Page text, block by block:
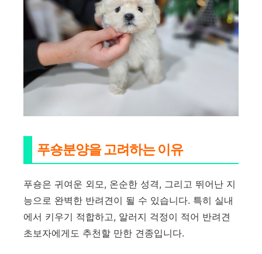
푸숑분양을 고려하는 이유
푸숑은 귀여운 외모, 온순한 성격, 그리고 뛰어난 지
능으로 완벽한 반려견이 될 수 있습니다. 특히 실내
에서 키우기 적합하고, 알러지 걱정이 적어 반려견
초보자에게도 추천할 만한 견종입니다.